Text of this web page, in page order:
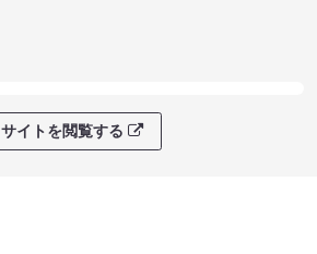
サイトを閲覧する